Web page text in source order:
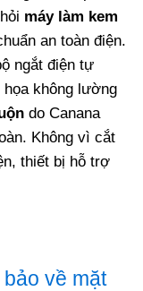
máy làm kem
an toàn điện.
ngắt điện tự
họa không lường
do Canana
Không vì cắt
thiết bị hỗ trợ
về mặt